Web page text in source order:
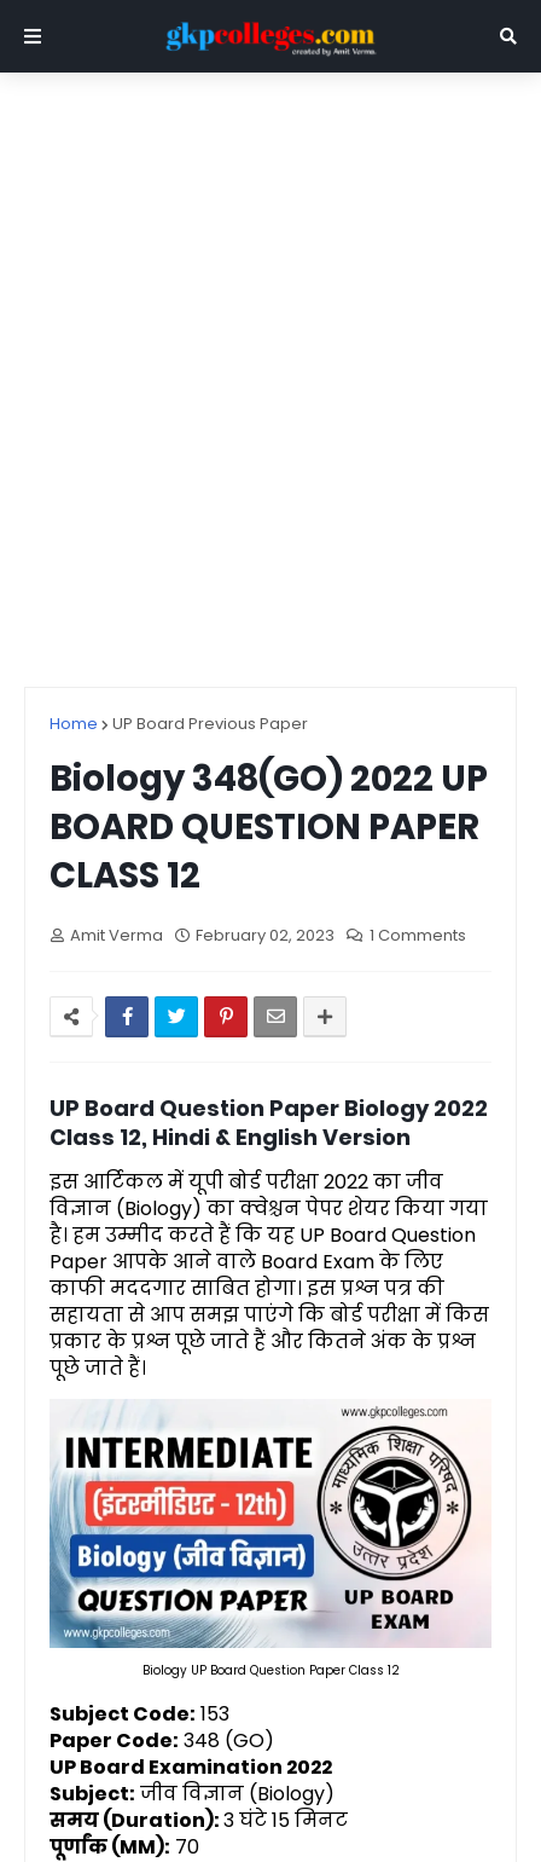
Home UP Board Previous Paper
Biology 348(GO) 2022 UP
BOARD QUESTION PAPER
CLASS 12
Amit Verma February 02, 2023 1 Comments
UP Board Question Paper Biology 2022
Class 12, Hindi & English Version
इस आर्टिकल में यूपी बोर्ड परीक्षा 2022 का जीव
विज्ञान (Biology) का क्वेश्चन पेपर शेयर किया गया
है। हम उम्मीद करते हैं कि यह UP Board Question
Paper आपके आने वाले Board Exam के लिए
काफी मददगार साबित होगा। इस प्रश्न पत्र की
सहायता से आप समझ पाएंगे कि बोर्ड परीक्षा में किस
प्रकार के प्रश्न पूछे जाते हैं और कितने अंक के प्रश्न
पूछे जाते हैं।
Biology UP Board Question Paper Class 12
Subject Code: 153
Paper Code: 348 (GO)
UP Board Examination 2022
Subject: जीव विज्ञान (Biology)
समय (Duration):3 घंटे 15 मिनट
पूर्णांक (MM): 70